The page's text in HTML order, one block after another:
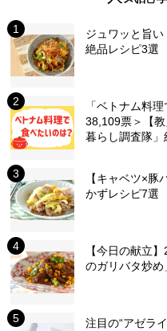
ジュワッと旨
絶品レシピ3選
「ベトナム料
38,109票＞【
暮らし調査隊」
【キャベツ×豚
かずレシピ7選
【今日の献立
のガリバタ炒め
注目の“アゼラ